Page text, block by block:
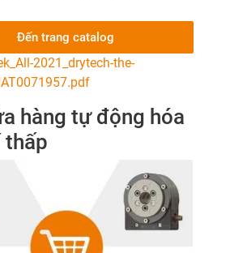
Đến trang catalog
2021_drytech-the-
hàng tự động hóa
thấp